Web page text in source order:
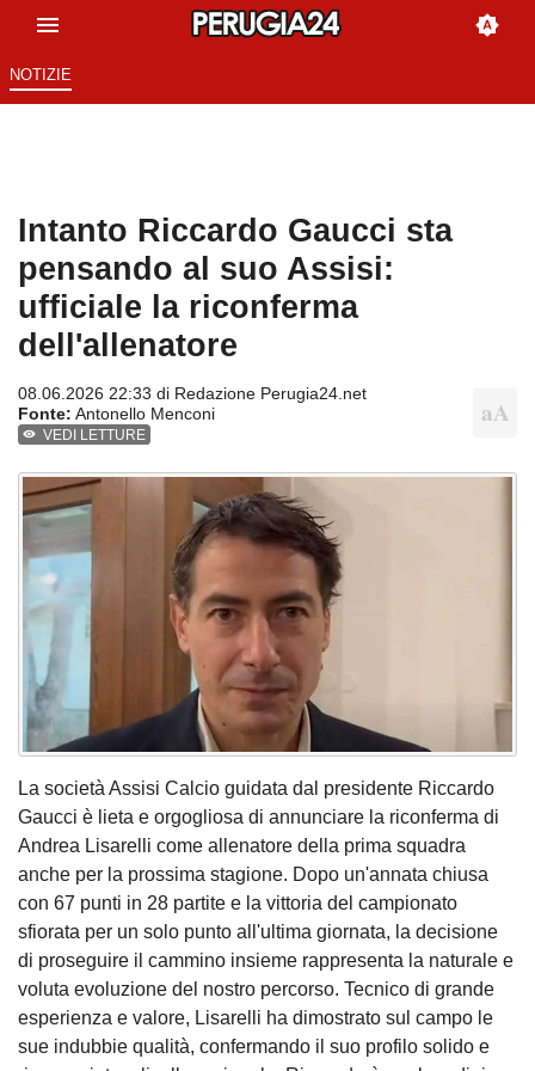
NOTIZIE
Intanto Riccardo Gaucci sta
pensando al suo Assisi:
ufficiale la riconferma
dell'allenatore
08.06.2026 22:33 di Redazione Perugia24.net
Fonte: Antonello Menconi
VEDI LETTURE
La società Assisi Calcio guidata dal presidente Riccardo
Gaucci è lieta e orgogliosa di annunciare la riconferma di
Andrea Lisarelli come allenatore della prima squadra
anche per la prossima stagione. Dopo un'annata chiusa
con 67 punti in 28 partite e la vittoria del campionato
sfiorata per un solo punto all'ultima giornata, la decisione
di proseguire il cammino insieme rappresenta la naturale e
voluta evoluzione del nostro percorso. Tecnico di grande
esperienza e valore, Lisarelli ha dimostrato sul campo le
sue indubbie qualità, confermando il suo profilo solido e